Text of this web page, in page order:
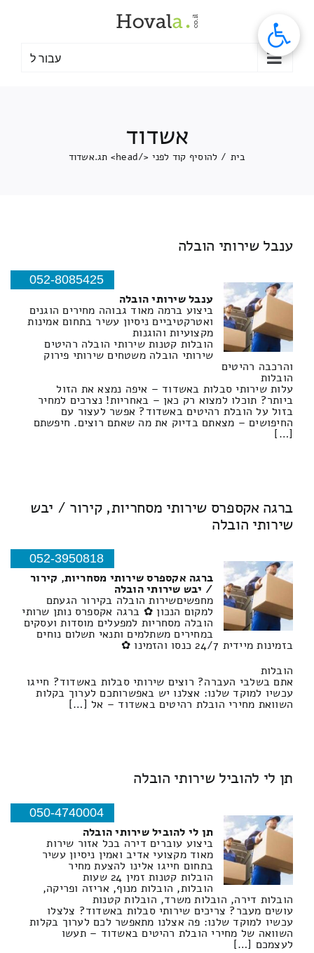
עבור ל
אשדוד
בית / להוסיף קוד לפני </head> תג. אשדוד
ענבל שירותי הובלה
052-8085425
ענבל שירותי הובלה
ביצוע ברמה מאוד גבוהה מחירים הוגנים
ואטרקטיביים ניסיון עשיר בתחום אמינות
מקצועיות והוגנות
הובלות קטנות שירותי הובלה רהיטים
שירותי הובלה משטחים שירותי פירוק
והרכבה רהיטים
הובלות
עלות שירותי סבלות באשדוד – איפה נמצא את הזול
ביותר? תוכלו למצוא רק כאן – באחריות! נצרכים למחיר
בזול על הובלת רהיטים באשדוד? אפשר לעצור עם
החיפושים – מצאתם בדיוק את מה שאתם רוצים. חיפשתם
[…]
ברגה אקספרס שירותי מסחריות, קירור / יבש
שירותי הובלה
052-3950818
ברגה אקספרס שירותי מסחריות, קירור
/ יבש שירותי הובלה
מחפשיםשירות הובלה בקירור הגעתם
למקום הנכון ✿ ברגה אקספרס נותן שרותי
הובלה מסחריות למפעלים מוסדות ועסקים
במחירים משתלמים ותנאי תשלום נוחים
בזמינות מיידית 24/7 כנסו והזמינו ✿
הובלות
אתם בשלבי העברה? רוצים שירותי סבלות באשדוד? חייגו
עכשיו למוקד שלנו: אצלנו יש באפשרותכם לערוך בקלות
השוואת מחירי הובלת רהיטים באשדוד – אל […]
תן לי להוביל שירותי הובלה
050-4740004
תן לי להוביל שירותי הובלה
ביצוע עוברים דירה בכל אזור שירות
מאוד מקצועי אדיב ואמין ניסיון עשיר
בתחום חייגו אלינו להצעת מחיר
הובלות קטנות זמין 24 שעות
הובלות, הובלות מנוף, אריזה ופריקה,
הובלות דירה, הובלות משרד, הובלות קטנות
עושים מעבר? צריכים שירותי סבלות באשדוד? צלצלו
עכשיו למוקד שלנו: פה אצלנו מתאפשר לכם לערוך בקלות
השוואה של מחירי הובלת רהיטים באשדוד – תעשו
לעצמכם […]